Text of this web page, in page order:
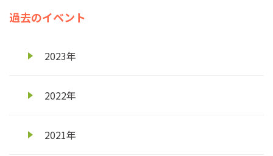
過去のイベント
2023年
2022年
2021年